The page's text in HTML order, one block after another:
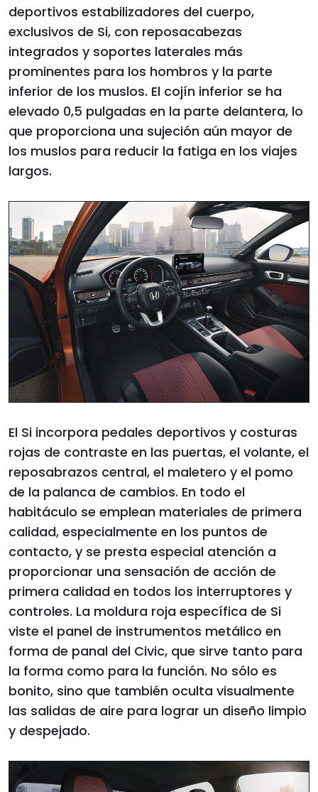
deportivos estabilizadores del cuerpo,
exclusivos de Si, con reposacabezas
integrados y soportes laterales más
prominentes para los hombros y la parte
inferior de los muslos. El cojín inferior se ha
elevado 0,5 pulgadas en la parte delantera, lo
que proporciona una sujeción aún mayor de
los muslos para reducir la fatiga en los viajes
largos.
El Si incorpora pedales deportivos y costuras
rojas de contraste en las puertas, el volante, el
reposabrazos central, el maletero y el pomo
de la palanca de cambios. En todo el
habitáculo se emplean materiales de primera
calidad, especialmente en los puntos de
contacto, y se presta especial atención a
proporcionar una sensación de acción de
primera calidad en todos los interruptores y
controles. La moldura roja específica de Si
viste el panel de instrumentos metálico en
forma de panal del Civic, que sirve tanto para
la forma como para la función. No sólo es
bonito, sino que también oculta visualmente
las salidas de aire para lograr un diseño limpio
y despejado.